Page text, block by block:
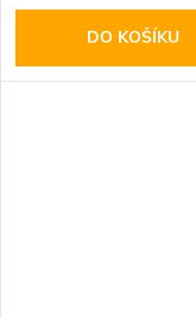
DO KOŠÍKU